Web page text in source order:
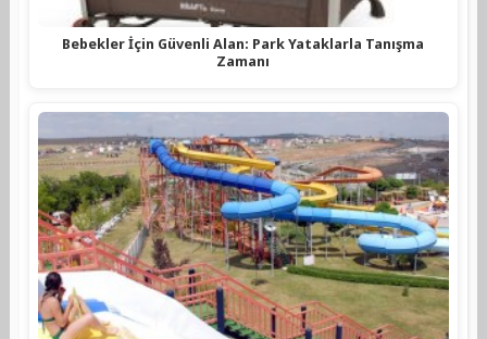
Bebekler İçin Güvenli Alan: Park Yataklarla Tanışma
Zamanı